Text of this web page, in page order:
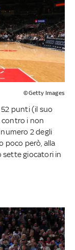
©Getty Images
52 punti (il suo
contro i non
2 degli
poco però, alla
sette giocatori in